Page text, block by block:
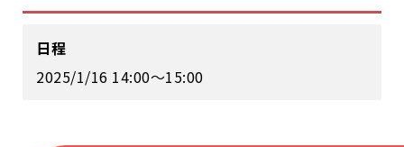
日程
2025/1/16 14:00～15:00